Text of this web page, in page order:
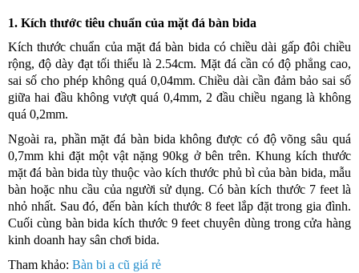
1. Kích thước tiêu chuẩn của mặt đá bàn bida
Kích thước chuẩn của mặt đá bàn bida có chiều dài gấp đôi chiều
rộng, độ dày đạt tối thiểu là 2.54cm. Mặt đá cần có độ phẳng cao,
sai số cho phép không quá 0,04mm. Chiều dài cần đảm bảo sai số
giữa hai đầu không vượt quá 0,4mm, 2 đầu chiều ngang là không
quá 0,2mm.
Ngoài ra, phần mặt đá bàn bida không được có độ võng sâu quá
0,7mm khi đặt một vật nặng 90kg ở bên trên. Khung kích thước
mặt đá bàn bida tùy thuộc vào kích thước phủ bì của bàn bida, mẫu
bàn hoặc nhu cầu của người sử dụng. Có bàn kích thước 7 feet là
nhỏ nhất. Sau đó, đến bàn kích thước 8 feet lắp đặt trong gia đình.
Cuối cùng bàn bida kích thước 9 feet chuyên dùng trong cửa hàng
kinh doanh hay sân chơi bida.
Tham khảo: Bàn bi a cũ giá rẻ